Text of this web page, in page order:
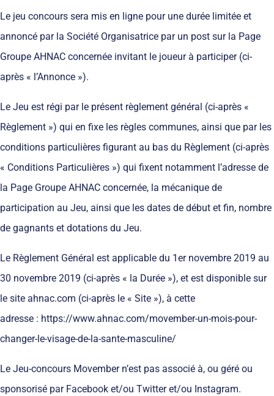
Le jeu concours sera mis en ligne pour une durée limitée et
annoncé par la Société Organisatrice par un post sur la Page
Groupe AHNAC concernée invitant le joueur à participer (ci-
après « l’Annonce »).
Le Jeu est régi par le présent règlement général (ci-après «
Règlement ») qui en fixe les règles communes, ainsi que par les
conditions particulières figurant au bas du Règlement (ci-après
« Conditions Particulières ») qui fixent notamment l’adresse de
la Page Groupe AHNAC concernée, la mécanique de
participation au Jeu, ainsi que les dates de début et fin, nombre
de gagnants et dotations du Jeu.
Le Règlement Général est applicable du 1er novembre 2019 au
30 novembre 2019 (ci-après « la Durée »), et est disponible sur
le site ahnac.com (ci-après le « Site »), à cette
adresse : https://www.ahnac.com/movember-un-mois-pour-
changer-le-visage-de-la-sante-masculine/
Le Jeu-concours Movember n’est pas associé à, ou géré ou
sponsorisé par Facebook et/ou Twitter et/ou Instagram.